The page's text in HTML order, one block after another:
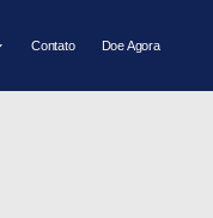
Contato Doe Agora